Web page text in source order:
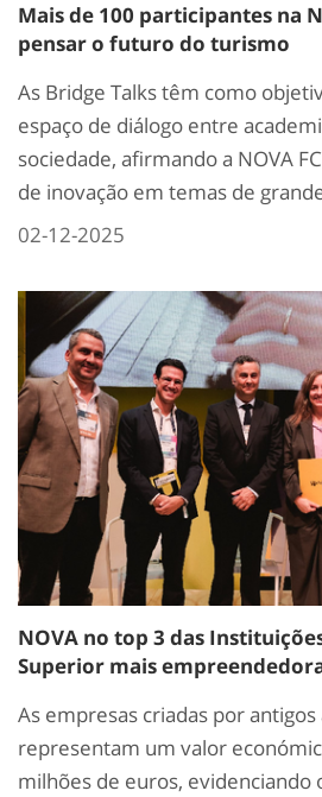
Mais de 100 participantes na
pensar o futuro do turismo
As Bridge Talks têm como
espaço de diálogo entre
sociedade, afirmando a NOVA
de inovação em temas de
02-12-2025
NOVA no top 3 das
Superior mais
As empresas criadas por antigos
representam um valor
milhões de euros, evidenciando